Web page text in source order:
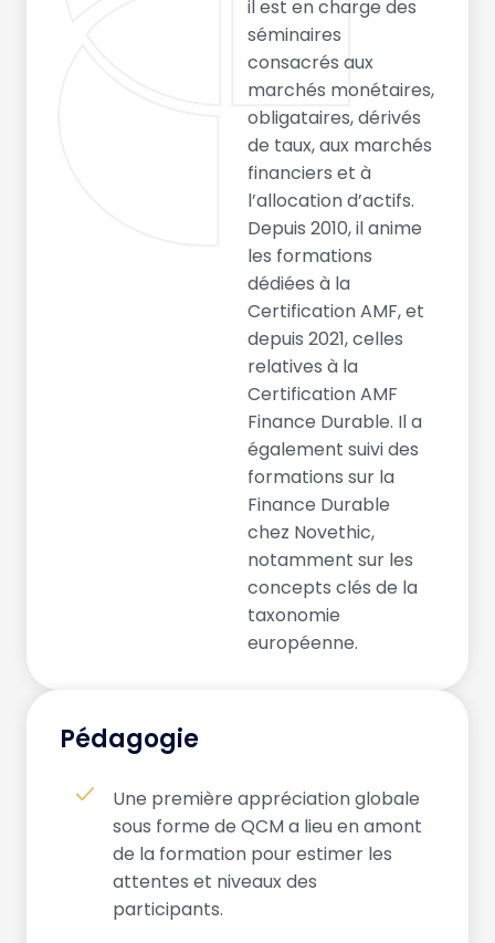
il est en charge des
séminaires
consacrés aux
marchés monétaires,
obligataires, dérivés
de taux, aux marchés
financiers et à
l’allocation d’actifs.
Depuis 2010, il anime
les formations
dédiées à la
Certification AMF, et
depuis 2021, celles
relatives à la
Certification AMF
Finance Durable. Il a
également suivi des
formations sur la
Finance Durable
chez Novethic,
notamment sur les
concepts clés de la
taxonomie
européenne.
Pédagogie
Une première appréciation globale
sous forme de QCM a lieu en amont
de la formation pour estimer les
attentes et niveaux des
participants.